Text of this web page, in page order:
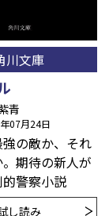
川文庫
青
07月24日
の敵か、それ
期待の新人が
警察小説
し読み